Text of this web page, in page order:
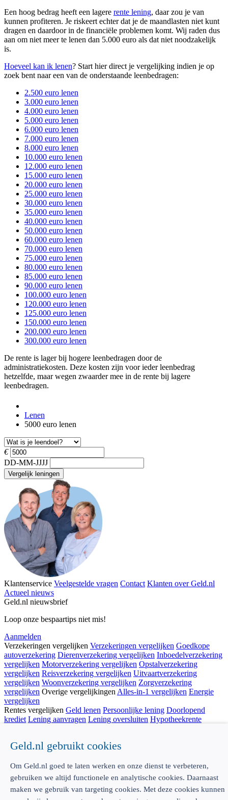
Een hoog bedrag heeft een lagere rente lening, daar zou je van
kunnen profiteren. Je riskeert echter dat je de maandlasten niet kunt
dragen en daardoor in de financiële problemen komt. Wij raden dus
aan om niet meer te lenen dan 5.000 euro als dat niet noodzakelijk
is.
Hoeveel kan ik lenen? Start hier direct je vergelijking indien je op
zoek bent naar een van de onderstaande leenbedragen:
2.500 euro lenen
3.000 euro lenen
4.000 euro lenen
5.000 euro lenen
6.000 euro lenen
7.000 euro lenen
8.000 euro lenen
10.000 euro lenen
12.000 euro lenen
15.000 euro lenen
20.000 euro lenen
25.000 euro lenen
30.000 euro lenen
35.000 euro lenen
40.000 euro lenen
50.000 euro lenen
60.000 euro lenen
70.000 euro lenen
75.000 euro lenen
80.000 euro lenen
85.000 euro lenen
90.000 euro lenen
100.000 euro lenen
120.000 euro lenen
125.000 euro lenen
150.000 euro lenen
200.000 euro lenen
300.000 euro lenen
De rente is lager bij hogere leenbedragen door de
administratiekosten. Deze kosten zijn voor ieder leenbedrag
hetzelfde, maar wegen zwaarder mee in de rente bij lagere
leenbedragen.
Lenen
5000 euro lenen
€
DD-MM-JJJJ
Vergelijk leningen
Klantenservice Veelgestelde vragen Contact Klanten over Geld.nl
Actueel nieuws
Geld.nl nieuwsbrief
Loop onze bespaartips niet mis!
Aanmelden
Verzekeringen vergelijken Verzekeringen vergelijken Goedkope
autoverzekering Dierenverzekering vergelijken Inboedelverzekering
vergelijken Motorverzekering vergelijken Opstalverzekering
vergelijken Reisverzekering vergelijken Uitvaartverzekering
vergelijken Woonverzekering vergelijken Zorgverzekering
vergelijken Overige vergelijkingen Alles-in-1 vergelijken Energie
vergelijken
Rentes vergelijken Geld lenen Persoonlijke lening Doorlopend
krediet Lening aanvragen Lening oversluiten Hypotheekrente
Écht onafhankelijk vergelijken
Geld.nl is de écht onafhankelijke vergelijker voor je verzekeringen
en bankproducten. Vergelijk, kies het beste product voor jou en
betaal geen euro te veel!
Geld.nl gebruikt cookies
Om Geld.nl goed te laten werken en onze dienst te verbeteren,
gebruiken we altijd functionele en analytische cookies. Daarnaast
maken we gebruik van targeting cookies. Met deze cookies kunnen